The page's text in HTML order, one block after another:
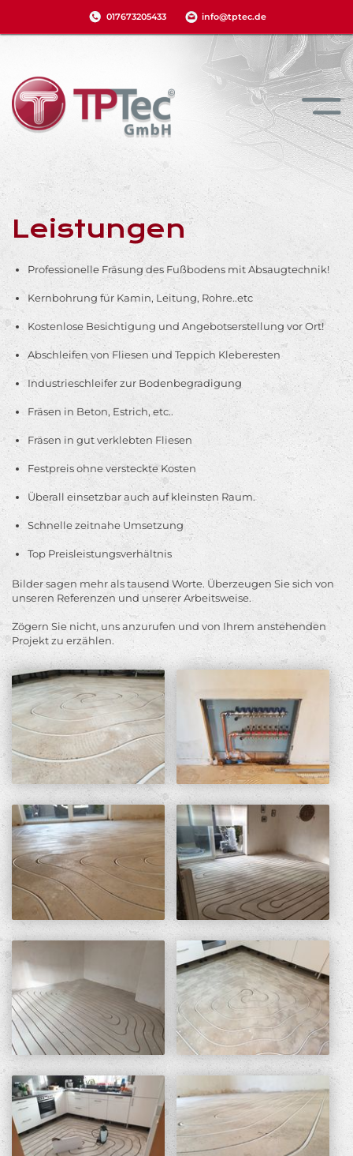
017673205433 info@tptec.de
Leistungen
Professionelle Fräsung des Fußbodens mit Absaugtechnik!
Kernbohrung für Kamin, Leitung, Rohre..etc
Kostenlose Besichtigung und Angebotserstellung vor Ort!
Abschleifen von Fliesen und Teppich Kleberesten
Industrieschleifer zur Bodenbegradigung
Fräsen in Beton, Estrich, etc..
Fräsen in gut verklebten Fliesen
Festpreis ohne versteckte Kosten
Überall einsetzbar auch auf kleinsten Raum.
Schnelle zeitnahe Umsetzung
Top Preisleistungsverhältnis
Bilder sagen mehr als tausend Worte. Überzeugen Sie sich von
unseren Referenzen und unserer Arbeitsweise.
Zögern Sie nicht, uns anzurufen und von Ihrem anstehenden
Projekt zu erzählen.